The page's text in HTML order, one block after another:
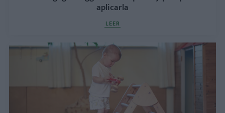
aplicarla
LEER